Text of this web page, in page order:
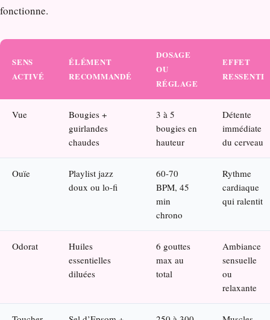
fonctionne.
SENS
ACTIVÉ
ÉLÉMENT
RECOMMANDÉ
DOSAGE
OU
RÉGLAGE
EFFET
RESSENTI
Vue
Bougies +
guirlandes
chaudes
3 à 5
bougies en
hauteur
Détente
immédiate
du cerveau
Ouïe
Playlist jazz
doux ou lo-fi
60-70
BPM, 45
min
chrono
Rythme
cardiaque
qui ralentit
Odorat
Huiles
essentielles
diluées
6 gouttes
max au
total
Ambiance
sensuelle
ou
relaxante